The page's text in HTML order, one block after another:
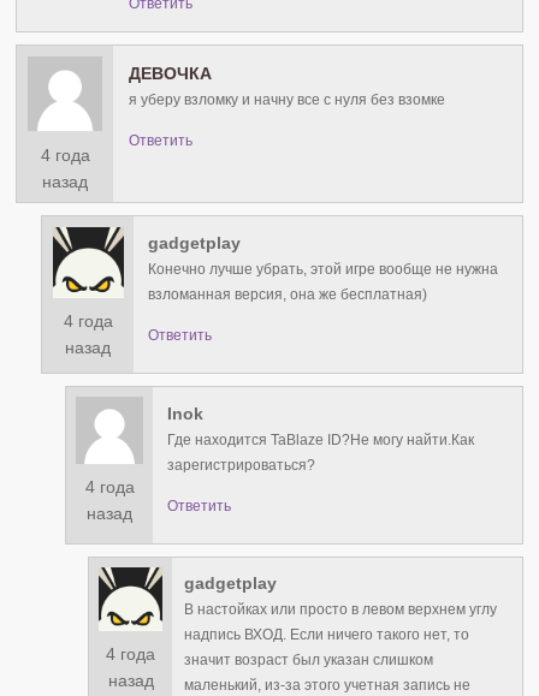
Ответить
4 года
назад
ДЕВОЧКА
я уберу взломку и начну все с нуля без взомке
Ответить
4 года
назад
gadgetplay
Конечно лучше убрать, этой игре вообще не нужна
взломанная версия, она же бесплатная)
Ответить
4 года
назад
Inok
Где находится TaBlaze ID?Не могу найти.Как
зарегистрироваться?
Ответить
4 года
назад
gadgetplay
В настойках или просто в левом верхнем углу
надпись ВХОД. Если ничего такого нет, то
значит возраст был указан слишком
маленький, из-за этого учетная запись не